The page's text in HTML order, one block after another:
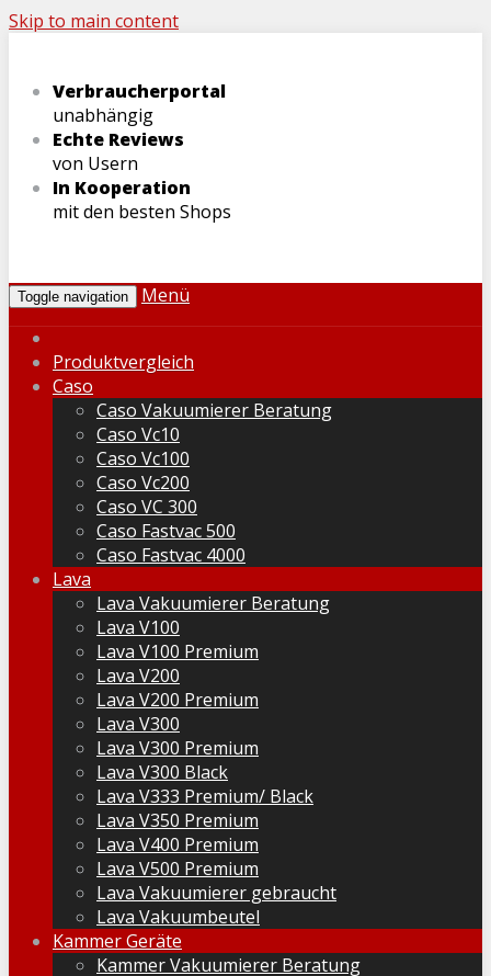
Skip to main content
Verbraucherportal
unabhängig
Echte Reviews
von Usern
In Kooperation
mit den besten Shops
Toggle navigation Menü
Produktvergleich
Caso
Caso Vakuumierer Beratung
Caso Vc10
Caso Vc100
Caso Vc200
Caso VC 300
Caso Fastvac 500
Caso Fastvac 4000
Lava
Lava Vakuumierer Beratung
Lava V100
Lava V100 Premium
Lava V200
Lava V200 Premium
Lava V300
Lava V300 Premium
Lava V300 Black
Lava V333 Premium/ Black
Lava V350 Premium
Lava V400 Premium
Lava V500 Premium
Lava Vakuumierer gebraucht
Lava Vakuumbeutel
Kammer Geräte
Kammer Vakuumierer Beratung